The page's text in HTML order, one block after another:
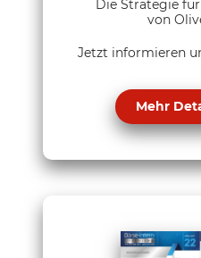
Die Strategie
von
Jetzt informieren
Mehr